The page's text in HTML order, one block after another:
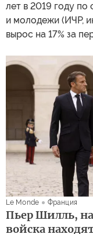
лет в 2019 году
и молодежи (ИЧР,
вырос на 17% за
Le Monde Франция
Пьер Шилль,
войска